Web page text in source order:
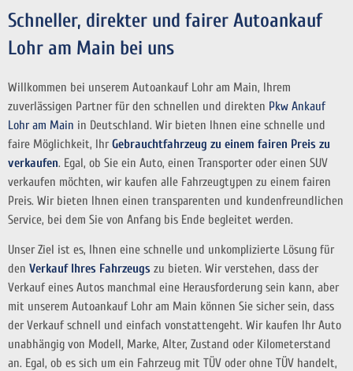
Schneller, direkter und fairer Autoankauf
Lohr am Main bei uns
Willkommen bei unserem Autoankauf Lohr am Main, Ihrem
zuverlässigen Partner für den schnellen und direkten Pkw Ankauf
Lohr am Main in Deutschland. Wir bieten Ihnen eine schnelle und
faire Möglichkeit, IhrGebrauchtfahrzeug zu einem fairen Preis zu
verkaufen. Egal, ob Sie ein Auto, einen Transporter oder einen SUV
verkaufen möchten, wir kaufen alle Fahrzeugtypen zu einem fairen
Preis. Wir bieten Ihnen einen transparenten und kundenfreundlichen
Service, bei dem Sie von Anfang bis Ende begleitet werden.
Unser Ziel ist es, Ihnen eine schnelle und unkomplizierte Lösung für
den Verkauf Ihres Fahrzeugs zu bieten. Wir verstehen, dass der
Verkauf eines Autos manchmal eine Herausforderung sein kann, aber
mit unserem Autoankauf Lohr am Main können Sie sicher sein, dass
der Verkauf schnell und einfach vonstattengeht. Wir kaufen Ihr Auto
unabhängig von Modell, Marke, Alter, Zustand oder Kilometerstand
an. Egal, ob es sich um ein Fahrzeug mit TÜV oder ohne TÜV handelt,